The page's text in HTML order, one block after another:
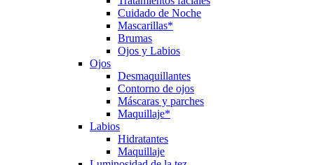
Cuidado de Noche
Mascarillas*
Brumas
Ojos y Labios
Ojos
Desmaquillantes
Contorno de ojos
Máscaras y parches
Maquillaje*
Labios
Hidratantes
Maquillaje